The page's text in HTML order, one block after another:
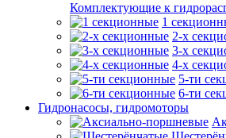
Комплектующие к
1
2-х
3-х
4-х
5-ти
6-ти
Гидронасосы, гидромоторы